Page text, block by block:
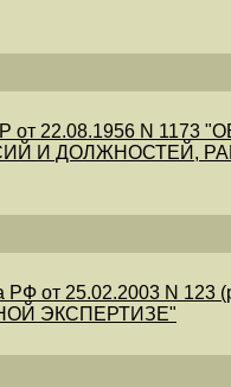
22.08.1956 N
И ДОЛЖНОСТЕЙ,
от 25.02.2003 N
ЭКСПЕРТИЗЕ"